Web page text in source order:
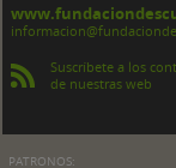
Suscríbete a los
de nuestras web
PATRONOS: